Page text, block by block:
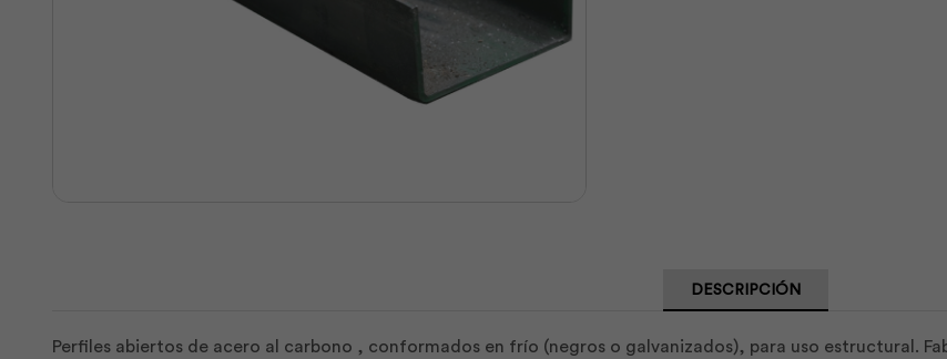
DESCRIPCIÓN
Perfiles abiertos de acero al carbono , conformados en frío (negros o galvanizados), para uso estructural.